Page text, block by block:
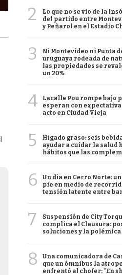
2
Lo que no se vio de la
del partido entre
y Peñarol en el Estadio
3
Ni Montevideo ni Punta
uruguaya rodeada de
las propiedades se
un 20%
4
Lacalle Pou rompe bajo
esperan con expectativa
acto en Ciudad Vieja
5
Hígado graso: seis
ayudar a cuidar la salud
hábitos que las
6
Un día en Cerro Norte:
pie en medio de
tensión latente entre
7
Suspensión de City
complica el Clausura:
soluciones y la
8
Una comunicadora de
que un ómnibus la
enfrentó al chofer: "En